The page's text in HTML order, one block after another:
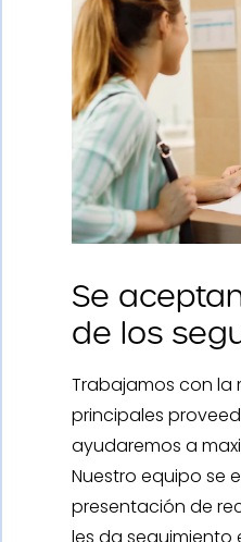
Se
de los
Trabajamos con la
principales
ayudaremos a
Nuestro equipo se
presentación de
les da seguimiento